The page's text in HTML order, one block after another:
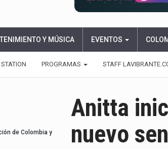
Y MÚSICA EVENTOS
PROGRAMAS STAFF
Anitta
nuevo
de Colombia y